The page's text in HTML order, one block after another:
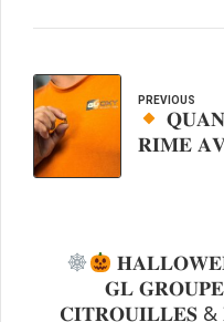
PREVIOUS
𝐑𝐈𝐌𝐄
𝐆𝐋
𝐂𝐈𝐓𝐑𝐎𝐔𝐈𝐋𝐋𝐄𝐒